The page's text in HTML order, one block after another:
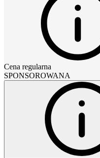
Cena regularna
SPONSOROWANA